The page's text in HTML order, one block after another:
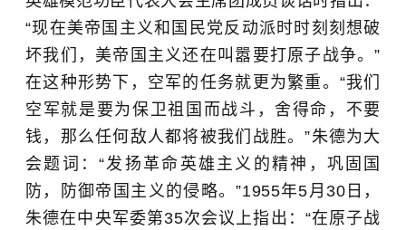
“现在美帝国主义和国民党反动派时时刻刻想破
坏我们，美帝国主义还在叫嚣要打原子战争。”
在这种形势下，空军的任务就更为繁重。“我们
空军就是要为保卫祖国而战斗，舍得命，不要
钱，那么任何敌人都将被我们战胜。”朱德为大
会题词：“发扬革命英雄主义的精神，巩固国
防，防御帝国主义的侵略。”1955年5月30日，
朱德在中央军委第35次会议上指出：“在原子战